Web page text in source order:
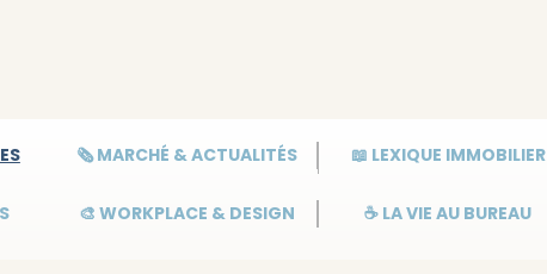
🗞️ MARCHÉ & ACTUALITÉS 📖 LEXIQUE IMMOBILIER
🎨 WORKPLACE & DESIGN ☕ LA VIE AU BUREAU